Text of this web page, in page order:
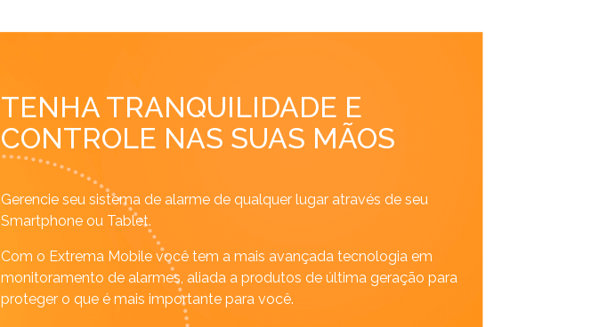
TENHA TRANQUILIDADE E
CONTROLE NAS SUAS MÃOS
Gerencie seu sistema de alarme de qualquer lugar através de seu
Smartphone ou Tablet.
Com o Extrema Mobile você tem a mais avançada tecnologia em
monitoramento de alarmes, aliada a produtos de última geração para
proteger o que é mais importante para você.